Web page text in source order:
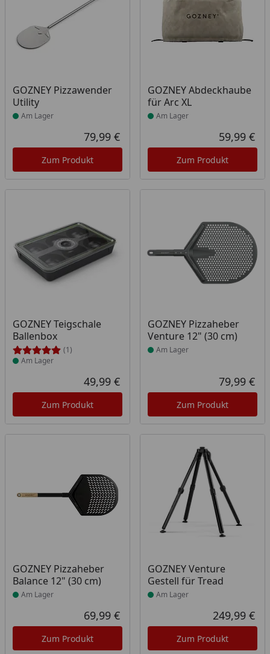
GOZNEY Pizzawender
Utility
Produkt am Lager
Am Lager
Aktueller Preis
79,99 €
Zum Produkt
GOZNEY Abdeckhaube
für Arc XL
Produkt am Lager
Am Lager
59,99 €
Zum Produkt
GOZNEY Teigschale
Ballenbox
(1)
Produkt am Lager
Am Lager
Aktueller Preis
49,99 €
Zum Produkt
GOZNEY Pizzaheber
Venture 12" (30 cm)
Produkt am Lager
Am Lager
79,99 €
Zum Produkt
GOZNEY Pizzaheber
Balance 12" (30 cm)
Produkt am Lager
Am Lager
Aktueller Preis
69,99 €
Zum Produkt
GOZNEY Venture
Gestell für Tread
Produkt am Lager
Am Lager
249,99 €
Zum Produkt